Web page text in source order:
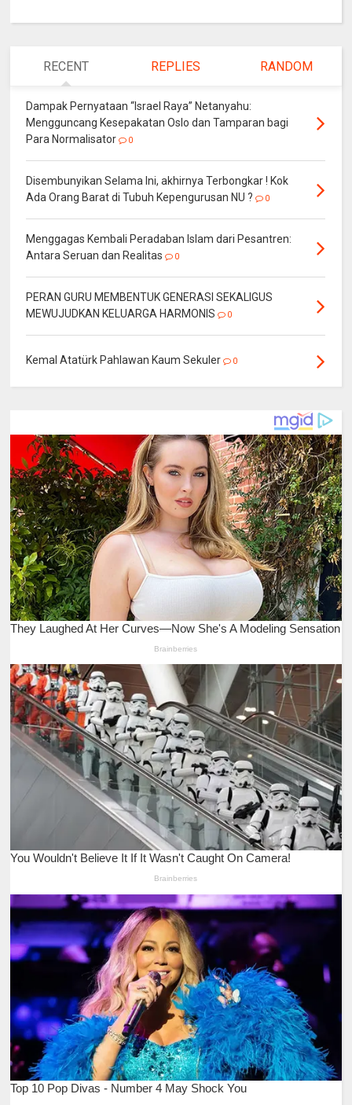
RECENT REPLIES RANDOM
Dampak Pernyataan “Israel Raya” Netanyahu:
Mengguncang Kesepakatan Oslo dan Tamparan bagi
Para Normalisator
0
Disembunyikan Selama Ini, akhirnya Terbongkar ! Kok
Ada Orang Barat di Tubuh Kepengurusan NU ?
0
Menggagas Kembali Peradaban Islam dari Pesantren:
Antara Seruan dan Realitas
0
PERAN GURU MEMBENTUK GENERASI SEKALIGUS
MEWUJUDKAN KELUARGA HARMONIS
0
Kemal Atatürk Pahlawan Kaum Sekuler 0